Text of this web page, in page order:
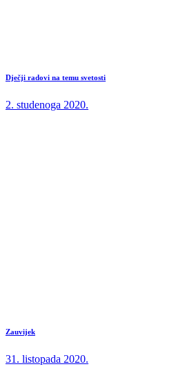
Dječji radovi na temu svetosti
2. studenoga 2020.
Zauvijek
31. listopada 2020.